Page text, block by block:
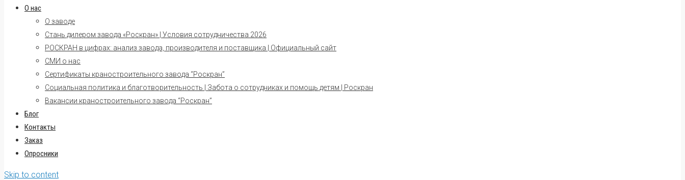
О нас
О заводе
Стань дилером завода «Роскран» | Условия сотрудничества 2026
РОСКРАН в цифрах: анализ завода, производителя и поставщика | Официальный сайт
СМИ о нас
Сертификаты краностроительного завода “Роскран”
Социальная политика и благотворительность | Забота о сотрудниках и помощь детям | Роскран
Вакансии краностроительного завода “Роскран”
Блог
Контакты
Заказ
Опросники
Skip to content